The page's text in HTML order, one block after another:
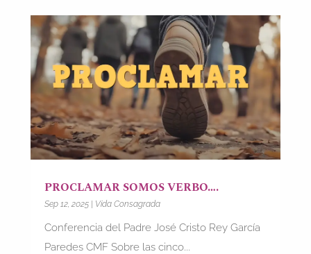
PROCLAMAR SOMOS VERBO….
Sep 12, 2025| Vida Consagrada
Conferencia del Padre José Cristo Rey García
Paredes CMF Sobre las cinco...